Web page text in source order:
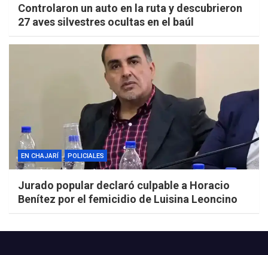
Controlaron un auto en la ruta y descubrieron
27 aves silvestres ocultas en el baúl
EN CHAJARÍ POLICIALES
Jurado popular declaró culpable a Horacio
Benítez por el femicidio de Luisina Leoncino